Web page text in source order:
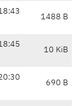
1488 B
10 KiB
690 B